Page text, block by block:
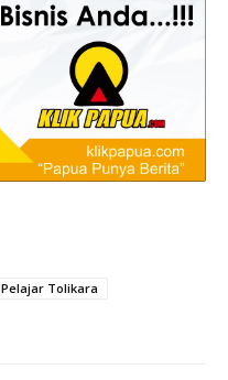
Pelajar Tolikara